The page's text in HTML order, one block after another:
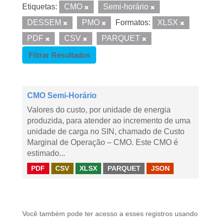
Etiquetas: CMO
Semi-horário
DESSEM
PMO Formatos:
XLSX
PDF
CSV
PARQUET
Filtrar Resultados
CMO Semi-Horário
Valores do custo, por unidade de energia
produzida, para atender ao incremento de uma
unidade de carga no SIN, chamado de Custo
Marginal de Operação – CMO. Este CMO é
estimado...
PDF CSV XLSX PARQUET JSON
Você também pode ter acesso a esses registros usando